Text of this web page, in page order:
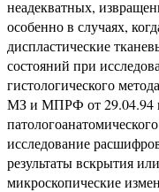
неадекватных,
особенно в случаях,
диспластические
состояний при
гистологического
МЗ и МПРФ от 29.04.94
исследование
результаты вскрытия
микроскопические